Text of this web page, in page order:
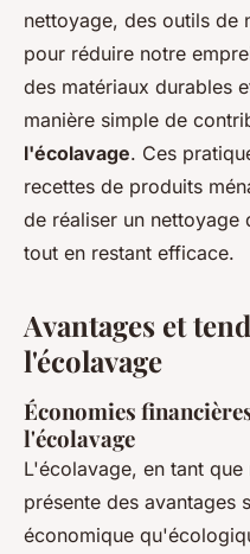
nettoyage, des outils de
pour réduire notre
des matériaux durables
manière simple de
l'écolavage. Ces
recettes de produits
de réaliser un nettoyage
tout en restant efficace.
Avantages et
l'écolavage
Économies
l'écolavage
L'écolavage, en tant que
présente des avantages
économique